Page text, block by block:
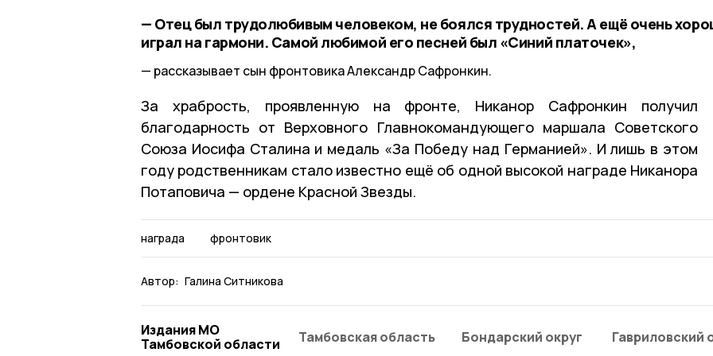
— Отец был трудолюбивым человеком, не боялся трудностей. А ещё очень
играл на гармони. Самой любимой его песней был «Синий платочек»,
рассказывает сын фронтовика Александр Сафронкин.
За храбрость, проявленную на фронте, Никанор Сафронкин получил
благодарность от Верховного Главнокомандующего маршала Советского
Союза Иосифа Сталина и медаль «За Победу над Германией». И лишь в этом
году родственникам стало известно ещё об одной высокой награде Никанора
Потаповича — ордене Красной Звезды.
награда фронтовик
Автор: Галина Ситникова
Издания МО
Тамбовской области
Тамбовская область Бондарский округ Гавриловский